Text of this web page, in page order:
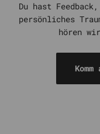
Du hast
persönliches
hören